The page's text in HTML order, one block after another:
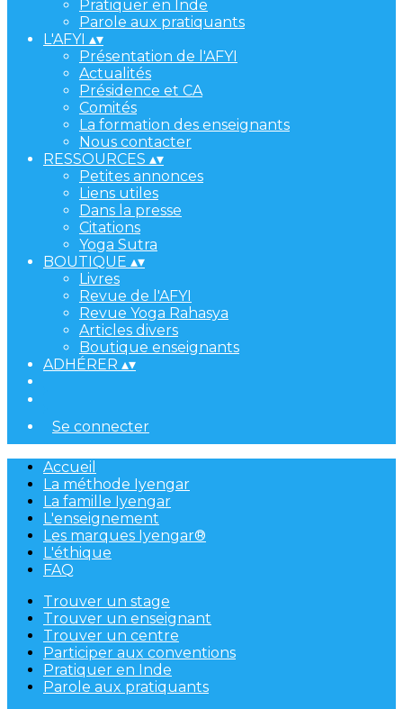
Pratiquer en Inde
Parole aux pratiquants
L'AFYI ▴▾
Présentation de l'AFYI
Actualités
Présidence et CA
Comités
La formation des enseignants
Nous contacter
RESSOURCES ▴▾
Petites annonces
Liens utiles
Dans la presse
Citations
Yoga Sutra
BOUTIQUE ▴▾
Livres
Revue de l'AFYI
Revue Yoga Rahasya
Articles divers
Boutique enseignants
ADHÉRER ▴▾
Se connecter
Accueil
La méthode Iyengar
La famille Iyengar
L'enseignement
Les marques Iyengar®
L'éthique
FAQ
Trouver un stage
Trouver un enseignant
Trouver un centre
Participer aux conventions
Pratiquer en Inde
Parole aux pratiquants